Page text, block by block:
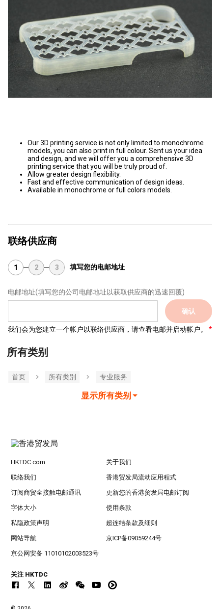
Our 3D printing service is not only limited to monochrome
models, you can also print in full colour. Sent us your idea
and design, and we will offer you a comprehensive 3D
printing service that you will be truly proud of.
Allow greater design flexibility.
Fast and effective communication of design ideas.
Available in monochrome or full colors models.
联络供应商
1 2 3 填写您的电邮地址
电邮地址(填写您的公司电邮地址以获取供应商的迅速回覆)
确认
我们会为您建立一个帐户以联络供应商，请查看电邮并启动帐户。
所有类别
首页 所有类別 专业服务
显示所有类别
HKTDC.com 关于我们
联络我们 香港贸发局流动应用程式
订阅商贸全接触电邮通讯 更新您的香港贸发局电邮订阅
字体大小 使用条款
私隐政策声明 超连结条款及细则
网站导航 京ICP备09059244号
京公网安备 11010102003523号
关注 HKTDC